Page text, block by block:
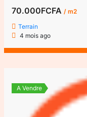
70.000FCFA / m2
Terrain
4 mois ago
A Vendre